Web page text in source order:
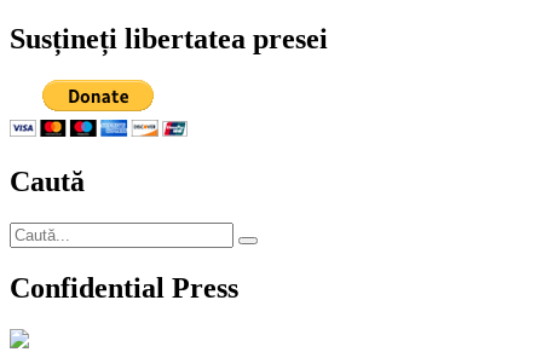
Susțineți libertatea presei
Caută
Caută
după:
Căutare
Confidential Press